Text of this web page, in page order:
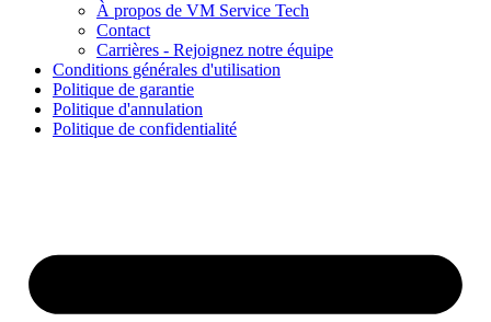
À propos de VM Service Tech
Contact
Carrières - Rejoignez notre équipe
Conditions générales d'utilisation
Politique de garantie
Politique d'annulation
Politique de confidentialité